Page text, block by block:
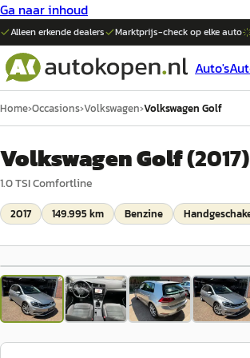
Ga naar inhoud
Alleen erkende dealers Marktprijs-check op elkeauto
Auto's
Home›Occasions›Volkswagen›Volkswagen Golf
Volkswagen Golf(2017)
1.0 TSI Comfortline
2017 149.995 km Benzine